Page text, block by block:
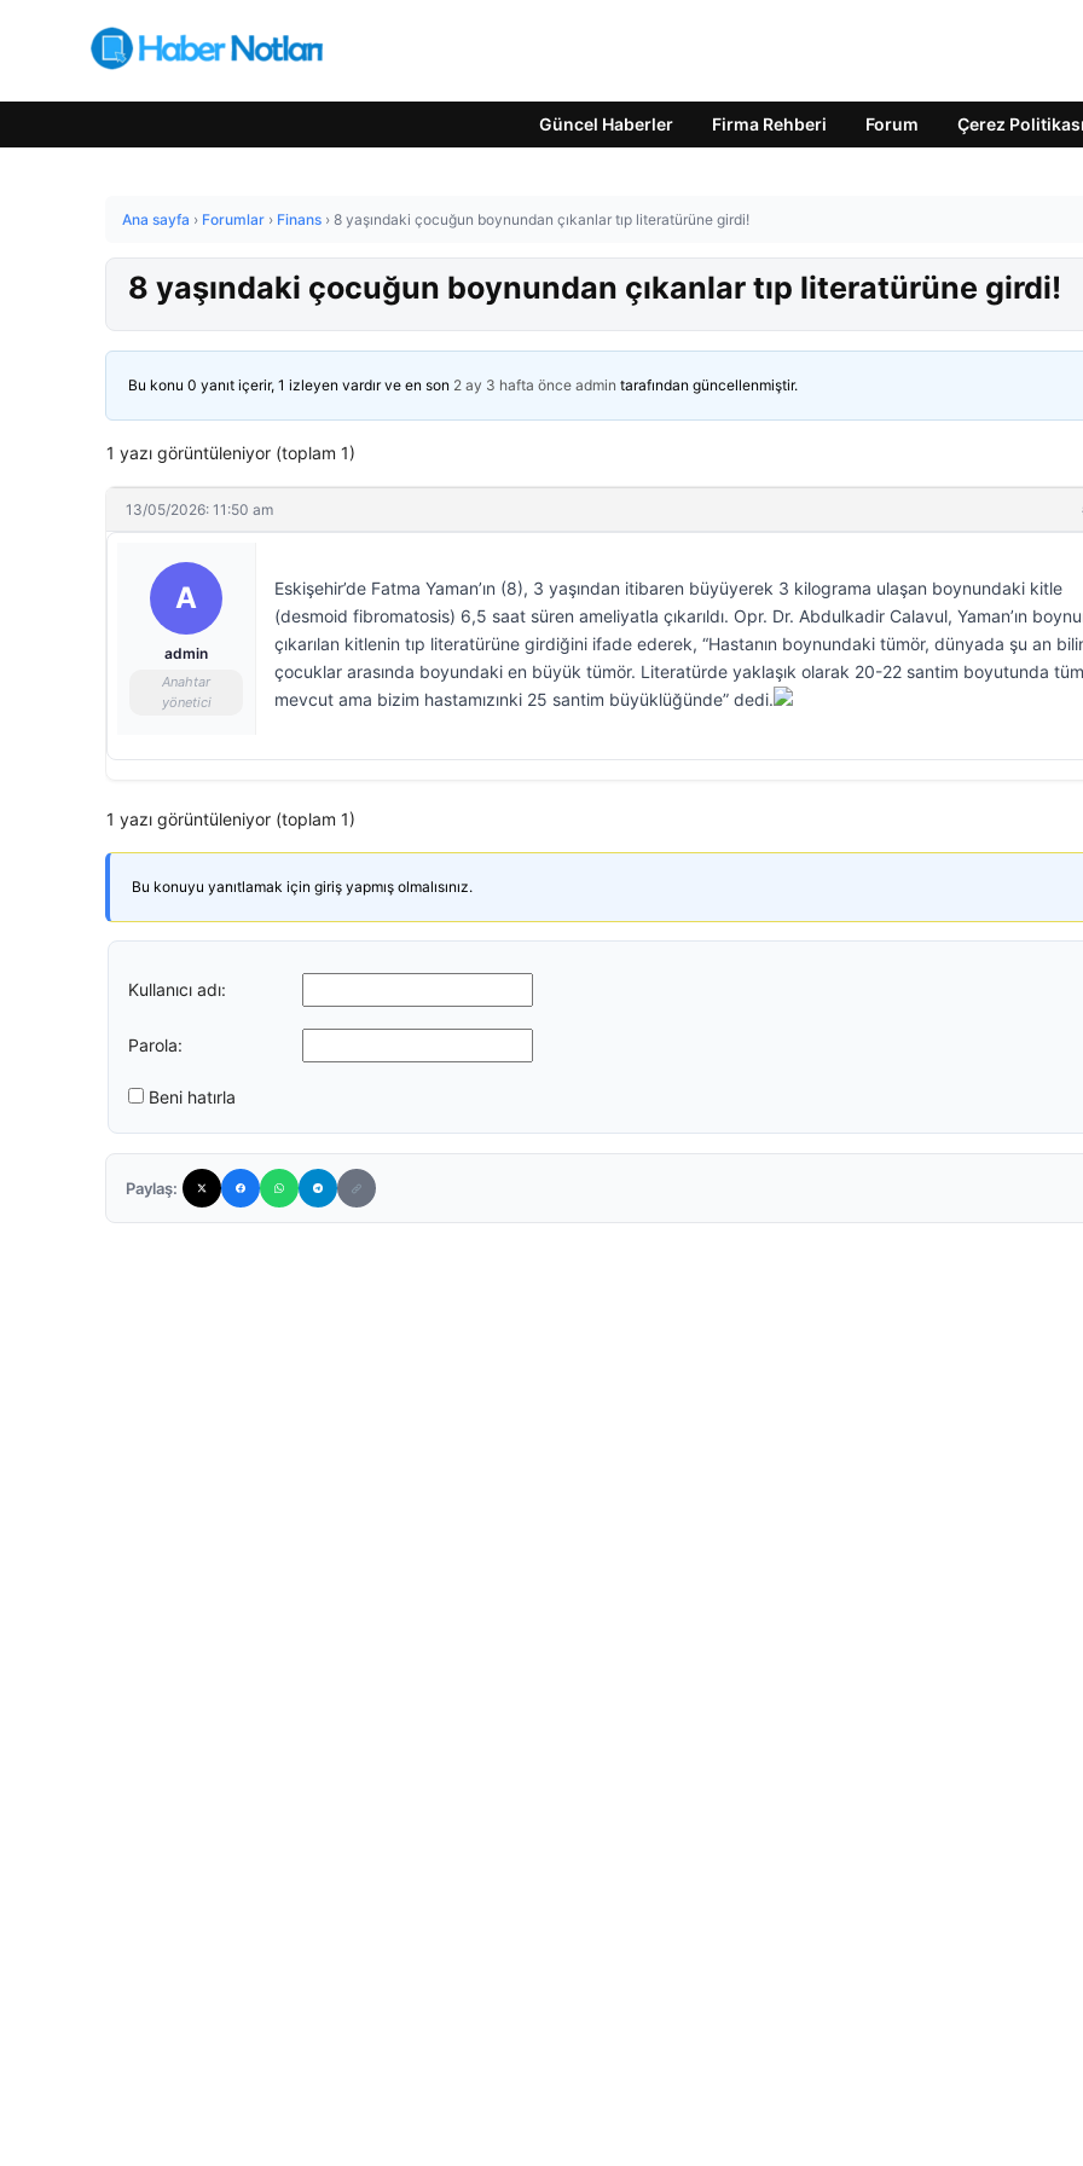
Güncel Haberler Firma Rehberi Forum Çerez Politikası
Ana sayfa › Forumlar › Finans › 8 yaşındaki çocuğun boynundan çıkanlar tıp literatürüne girdi!
8 yaşındaki çocuğun boynundan çıkanlar tıp literatürüne girdi!
Bu konu 0 yanıt içerir, 1 izleyen vardır ve en son 2 ay 3 hafta önce admin tarafından güncellenmiştir.
1 yazı görüntüleniyor (toplam 1)
13/05/2026: 11:50 am
A
admin
Anahtar
yönetici
Eskişehir’de Fatma Yaman’ın (8), 3 yaşından itibaren büyüyerek 3 kilograma ulaşan boynundaki kitle
(desmoid fibromatosis) 6,5 saat süren ameliyatla çıkarıldı. Opr. Dr. Abdulkadir Calavul, Yaman’ın
çıkarılan kitlenin tıp literatürüne girdiğini ifade ederek, “Hastanın boynundaki tümör, dünyada şu an
çocuklar arasında boyundaki en büyük tümör. Literatürde yaklaşık olarak 20-22 santim boyutunda
mevcut ama bizim hastamızınki 25 santim büyüklüğünde” dedi.
1 yazı görüntüleniyor (toplam 1)
Bu konuyu yanıtlamak için giriş yapmış olmalısınız.
Kullanıcı adı:
Parola:
Beni hatırla
Paylaş: